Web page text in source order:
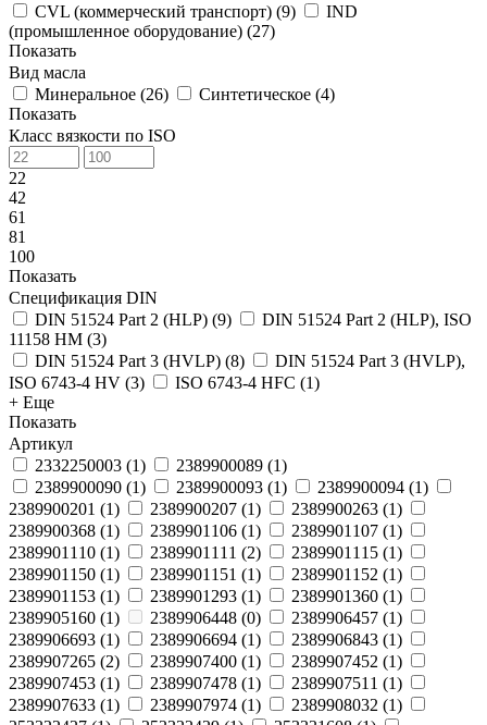
CVL (коммерческий транспорт) (9)
IND
(промышленное оборудование) (27)
Показать
Вид масла
Минеральное (26) Синтетическое (4)
Показать
Класс вязкости по ISO
22
42
61
81
100
Показать
Спецификация DIN
DIN 51524 Part 2 (HLP) (9)
DIN 51524 Part 2 (HLP), ISO
11158 HM (3)
DIN 51524 Part 3 (HVLP) (8)
DIN 51524 Part 3 (HVLP),
ISO 6743-4 HV (3) ISO 6743-4 HFC (1)
+ Еще
Показать
Артикул
2332250003 (1) 2389900089 (1)
2389900090 (1) 2389900093 (1) 2389900094 (1)
2389900201 (1) 2389900207 (1) 2389900263 (1)
2389900368 (1) 2389901106 (1) 2389901107 (1)
2389901110 (1) 2389901111 (2) 2389901115 (1)
2389901150 (1) 2389901151 (1) 2389901152 (1)
2389901153 (1) 2389901293 (1) 2389901360 (1)
2389905160 (1) 2389906448 (0) 2389906457 (1)
2389906693 (1) 2389906694 (1) 2389906843 (1)
2389907265 (2) 2389907400 (1) 2389907452 (1)
2389907453 (1) 2389907478 (1) 2389907511 (1)
2389907633 (1) 2389907974 (1) 2389908032 (1)